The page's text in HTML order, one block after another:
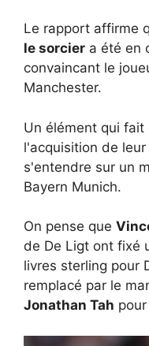
Le rapport affirme
le sorcier a été en
convaincant le
Manchester.
Un élément qui fait
l'acquisition de
s'entendre sur un
Bayern Munich.
On pense que
de De Ligt ont fixé
livres sterling pour
remplacé par le
Jonathan Tah